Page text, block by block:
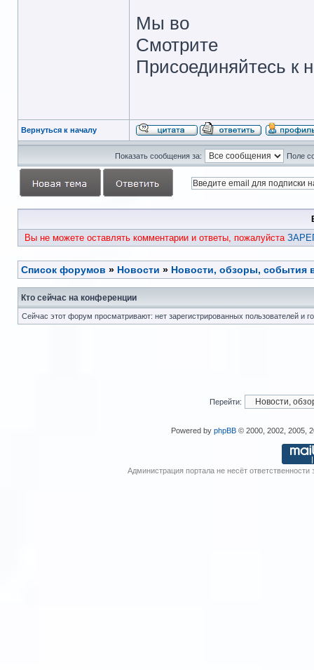
Мы во
Смотрите
Присоединяйтесь к
Вернуться к началу
Показать сообщения за: Поле
Вы не можете оставлять комментарии и ответы, пожалуйста
Список форумов » Новости » Новости, обзоры, события
Кто сейчас на конференции
Сейчас этот форум просматривают: нет зарегистрированных пользователей и
Перейти:
Powered by phpBB© 2000, 2002, 2005,
Администрация портала не несёт